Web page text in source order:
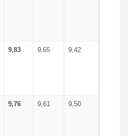
9,83 9,65 9,42
9,76 9,61 9,50